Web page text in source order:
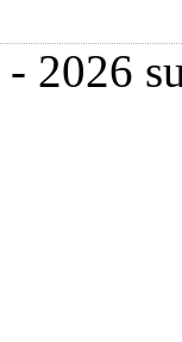
2026